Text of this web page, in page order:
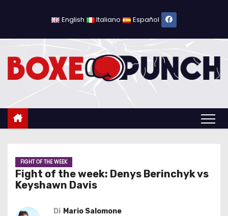
c
English Italiano Español
FIGHT OF THE WEEK
Fight of the week: Denys Berinchyk vs
Keyshawn Davis
Di Mario Salomone